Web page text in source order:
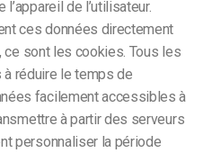
de l’utilisateur.
ces données directement
ce sont les cookies. Tous les
réduire le temps de
facilement accessibles à
à partir des serveurs
personnaliser la période